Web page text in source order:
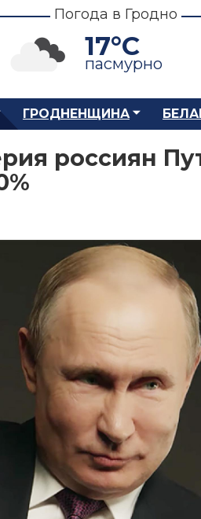
Погода в Гродно
17°C
пасмурно
ГРОДНЕНЩИНА
россиян